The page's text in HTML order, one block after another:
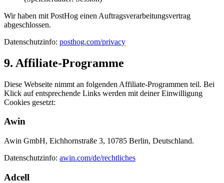
Wir haben mit PostHog einen Auftragsverarbeitungsvertrag
abgeschlossen.
Datenschutzinfo: posthog.com/privacy
9. Affiliate-Programme
Diese Webseite nimmt an folgenden Affiliate-Programmen teil. Bei
Klick auf entsprechende Links werden mit deiner Einwilligung
Cookies gesetzt:
Awin
Awin GmbH, Eichhornstraße 3, 10785 Berlin, Deutschland.
Datenschutzinfo: awin.com/de/rechtliches
Adcell